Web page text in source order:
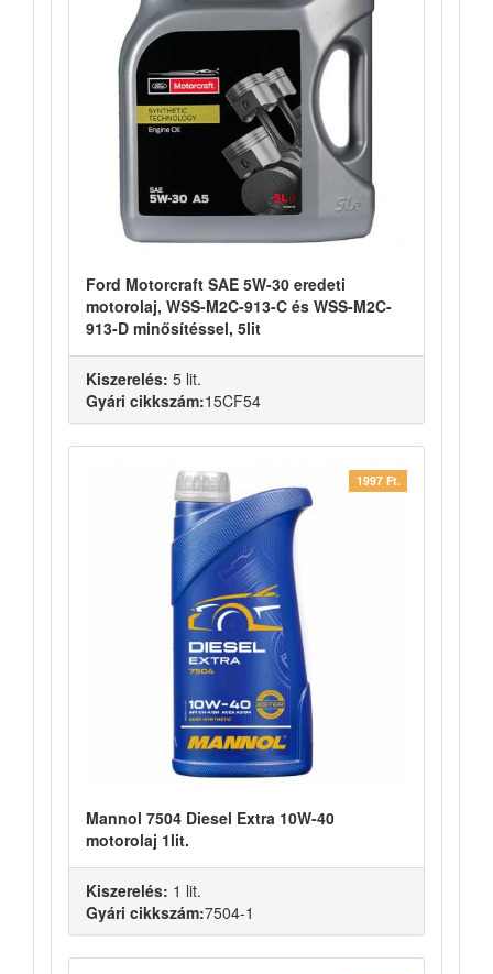
Ford Motorcraft SAE 5W-30 eredeti
motorolaj, WSS-M2C-913-C és WSS-M2C-
913-D minősítéssel, 5lit
Kiszerelés: 5 lit.
Gyári cikkszám:15CF54
Mannol 7504 Diesel Extra 10W-40
motorolaj 1lit.
1997 Ft.
Kiszerelés: 1 lit.
Gyári cikkszám:7504-1